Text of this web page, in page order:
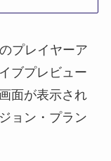
プレイヤーア
ブプレビュー
面が表示され
ョン・プラン